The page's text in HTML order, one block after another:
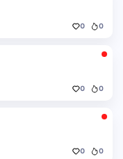
0 0
0 0
0 0